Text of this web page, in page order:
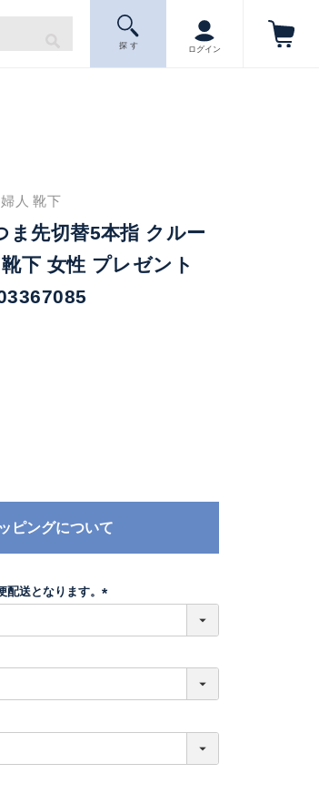
探 す ログイン
人 靴下
ま先切替5本指 クルー
下 女性 プレゼント
ピングについて
送となります。
)